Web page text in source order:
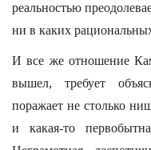
реальностью
ни в каких
И все же отношение
вышел, требует
поражает не столько
и какая-то